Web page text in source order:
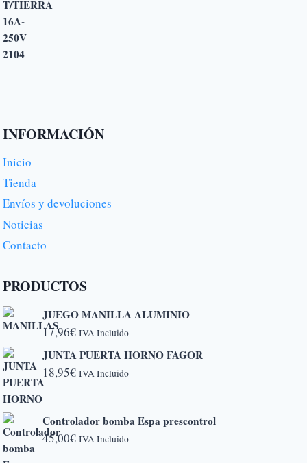
INFORMACIÓN
Inicio
Tienda
Envíos y devoluciones
Noticias
Contacto
PRODUCTOS
JUEGO MANILLA ALUMINIO
17,96€ IVA Incluido
JUNTA PUERTA HORNO FAGOR
18,95€ IVA Incluido
Controlador bomba Espa prescontrol
45,00€ IVA Incluido